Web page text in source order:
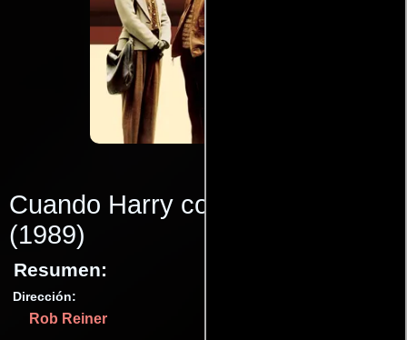
Cuando Harry conoció a Sally
(1989)
Resumen:
Dirección:
Rob Reiner